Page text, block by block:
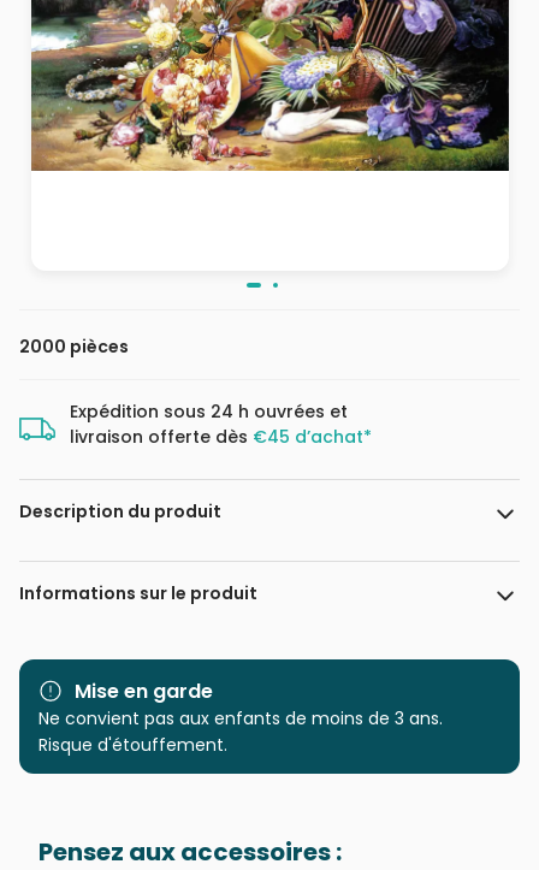
2000 pièces
Expédition sous 24 h ouvrées et
livraison offerte dès €45 d’achat*
Description du produit
Puzzle de 2000 pièces. Dimensions du puzzle assemblé : 68
Informations sur le produit
Marque
Castorland, les puzzles
Catégorie
Mise en garde
Ne convient pas aux enfants de moins de 3 ans.
Risque d'étouffement.
Pensez aux accessoires :